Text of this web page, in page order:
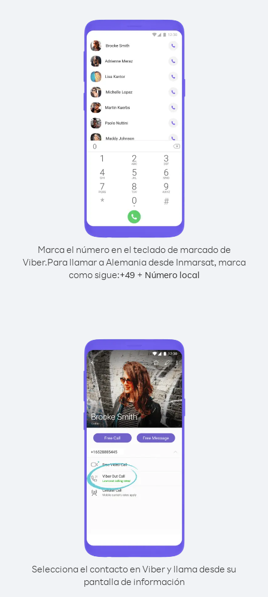
Marca el número en el teclado de marcado de
Viber.Para llamar a Alemania desde Inmarsat, marca
como sigue:+49 + Número local
Selecciona el contacto en Viber y llama desde su
pantalla de información